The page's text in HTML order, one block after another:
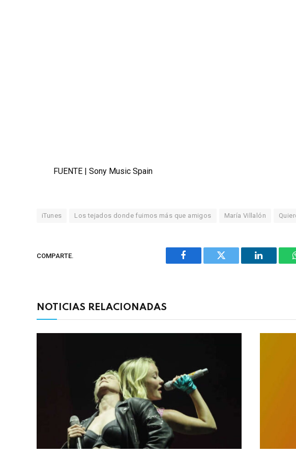
FUENTE | Sony Music Spain
iTunes Los tejados donde fuimos más que amigos María Villalón
COMPARTE.
Facebook Twitter LinkedIn
NOTICIAS RELACIONADAS